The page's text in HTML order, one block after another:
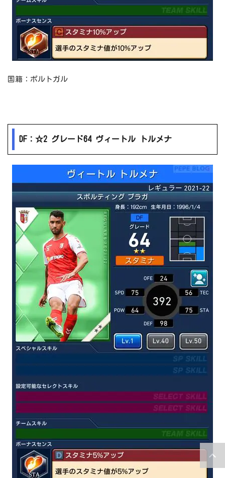
国籍：ポルトガル
DF：☆2 グレード64 ヴィートル トルメナ